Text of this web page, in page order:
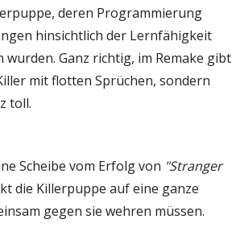
deren Programmierung
hinsichtlich der Lernfähigkeit
Ganz richtig, im Remake gibt
mit flotten Sprüchen, sondern
toll.
Scheibe vom Erfolg von "Stranger
die Killerpuppe auf eine ganze
gegen sie wehren müssen.